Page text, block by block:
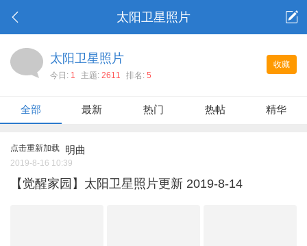
太阳卫星照片
收藏
太阳卫星照片
今日: 1 主题: 2611 排名: 5
全部 最新 热门 热帖 精华
点击重新加载 明曲
2019-8-16 10:39
【觉醒家园】太阳卫星照片更新 2019-8-14